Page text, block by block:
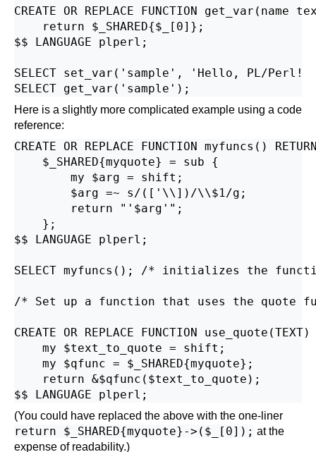
CREATE OR REPLACE FUNCTION get_var(name
    return $_SHARED{$_[0]};
$$ LANGUAGE plperl;
SELECT set_var('sample', 'Hello, PL/
Here is a slightly more complicated example using a code
reference:
CREATE OR REPLACE FUNCTION myfuncs()
    $_SHARED{myquote} = sub {
        my $arg = shift;
        $arg =~ s/(['\\])/\\$1/g;
        return "'$arg'";
    };
$$ LANGUAGE plperl;
SELECT myfuncs(); /* initializes the
/* Set up a function that uses the quote
CREATE OR REPLACE FUNCTION
    my $text_to_quote = shift;
    my $qfunc = $_SHARED{myquote};
    return &$qfunc($text_to_quote);
(You could have replaced the above with the one-liner
return $_SHARED{myquote}->($_[0]); at the
expense of readability.)